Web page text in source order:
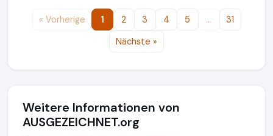
« Vorherige 1 2 3 4 5 …
31
Nächste »
Weitere Informationen von
AUSGEZEICHNET.org